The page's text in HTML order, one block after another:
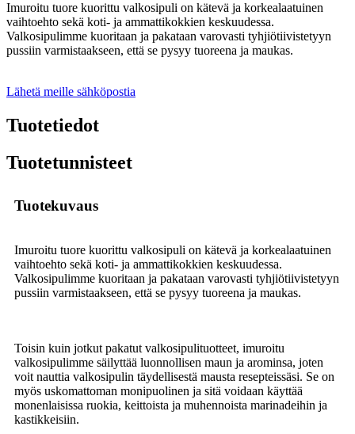
Imuroitu tuore kuorittu valkosipuli on kätevä ja korkealaatuinen
vaihtoehto sekä koti- ja ammattikokkien keskuudessa.
Valkosipulimme kuoritaan ja pakataan varovasti tyhjiötiivistetyyn
pussiin varmistaakseen, että se pysyy tuoreena ja maukas.
Lähetä meille sähköpostia
Tuotetiedot
Tuotetunnisteet
Tuotekuvaus
Imuroitu tuore kuorittu valkosipuli on kätevä ja korkealaatuinen
vaihtoehto sekä koti- ja ammattikokkien keskuudessa.
Valkosipulimme kuoritaan ja pakataan varovasti tyhjiötiivistetyyn
pussiin varmistaakseen, että se pysyy tuoreena ja maukas.
Toisin kuin jotkut pakatut valkosipulituotteet, imuroitu
valkosipulimme säilyttää luonnollisen maun ja arominsa, joten
voit nauttia valkosipulin täydellisestä mausta resepteissäsi. Se on
myös uskomattoman monipuolinen ja sitä voidaan käyttää
monenlaisissa ruokia, keittoista ja muhennoista marinadeihin ja
kastikkeisiin.